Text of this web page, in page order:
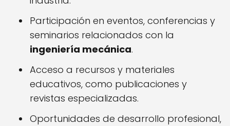
Participación en eventos, conferencias y
seminarios relacionados con la
ingeniería mecánica.
Acceso a recursos y materiales
educativos, como publicaciones y
revistas especializadas.
Oportunidades de desarrollo profesional,